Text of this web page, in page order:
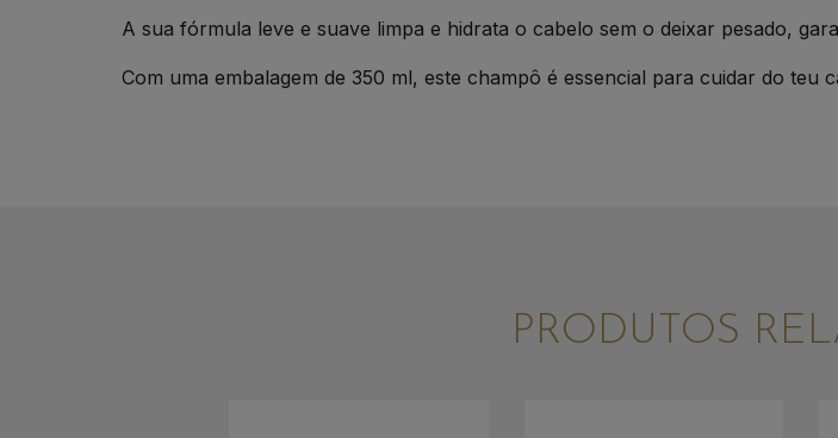
A sua fórmula leve e suave limpa e hidrata o cabelo sem o deixar pesado,
Com uma embalagem de 350 ml, este champô é essencial para cuidar do teu
PRODUTOS